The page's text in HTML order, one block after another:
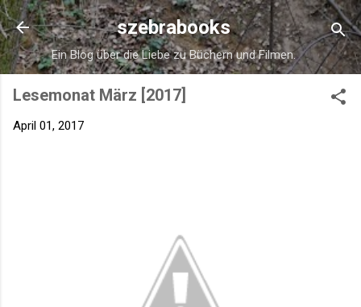
Direkt zum Hauptbereich
szebrabooks
Ein Blog über die Liebe zu Büchern und Filmen.
Lesemonat März [2017]
April 01, 2017